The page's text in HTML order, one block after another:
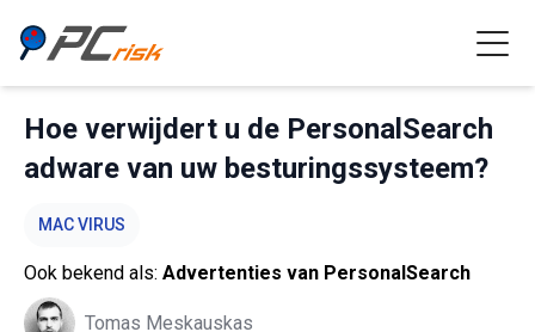
Hoe verwijdert u de PersonalSearch
adware van uw besturingssysteem?
MAC VIRUS
Ook bekend als: Advertenties van PersonalSearch
Tomas Meskauskas